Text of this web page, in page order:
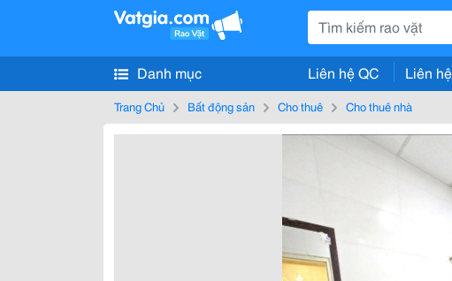
Danh mục Liên hệ QC Liên
Trang Chủ Bất động sản Cho thuê Cho thuê nhà